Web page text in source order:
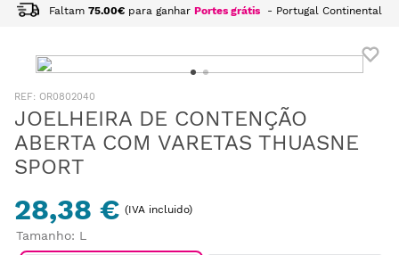
Faltam 75.00€ para ganhar Portes grátis - Portugal Continental
: OR0802040
JOELHEIRA DE CONTENÇÃO
ABERTA COM VARETAS THUASNE
SPORT
28,38 € (IVA incluido)
Tamanho: L